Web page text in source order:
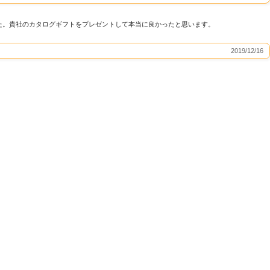
貴社のカタログギフトをプレゼントして本当に良かったと思います。
2019/12/16